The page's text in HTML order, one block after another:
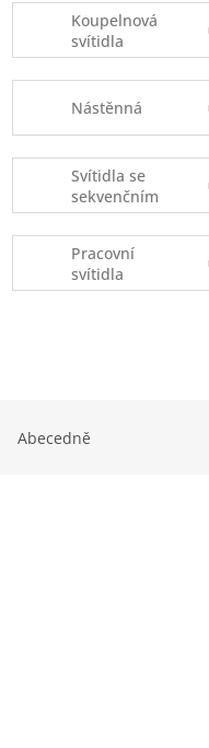
Koupelnová
svítidla
Nástěnná
Svítidla se
sekvenčním
spínáním
(DOB)
Pracovní
svítidla
Abecedně